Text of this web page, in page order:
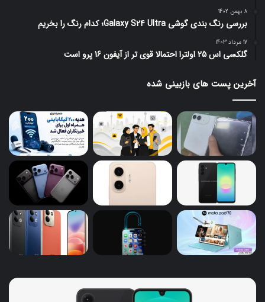
8 بهمن 1402
بررسی رنگ بندی گوشی Galaxy S24 Ultra؛ کدام رنگ را بخریم
17 مرداد 1403
گلکسی اس 25 اولترا احتمالا قوی تر از آیفون 16 پرو است
آخرین پست های بازبینی شده
گلکسی